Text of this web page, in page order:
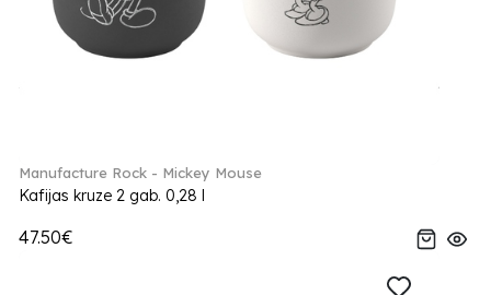
Manufacture Rock - Mickey Mouse
Kafijas kruze 2 gab. 0,28 l
47.50€